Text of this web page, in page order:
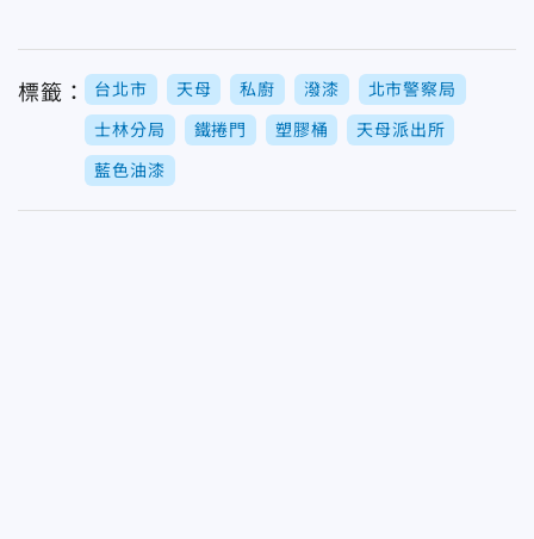
標籤： 台北市 天母 私廚 潑漆 北市警察局
士林分局 鐵捲門 塑膠桶 天母派出所
藍色油漆